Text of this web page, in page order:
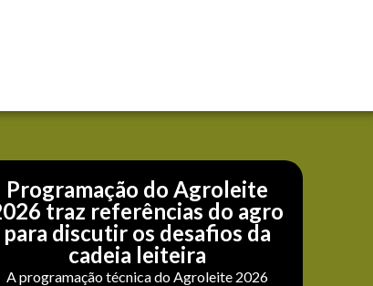
Programação do Agroleite
traz referências do agro
para discutir os desafios da
cadeia leiteira
A programação técnica do Agroleite 2026